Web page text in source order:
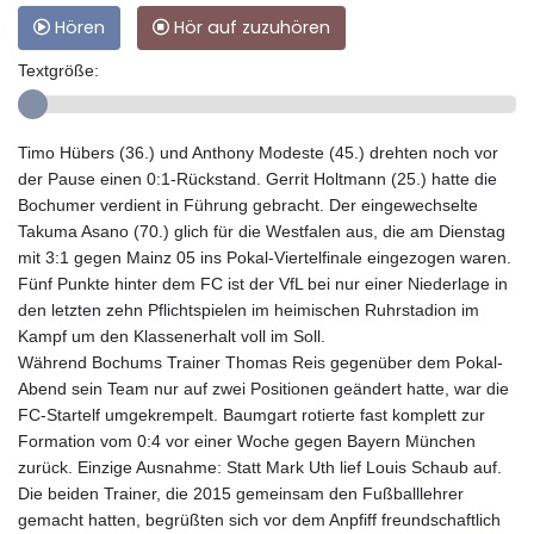
Hören Hör auf zuzuhören
Textgröße:
Timo Hübers (36.) und Anthony Modeste (45.) drehten noch vor
der Pause einen 0:1-Rückstand. Gerrit Holtmann (25.) hatte die
Bochumer verdient in Führung gebracht. Der eingewechselte
Takuma Asano (70.) glich für die Westfalen aus, die am Dienstag
mit 3:1 gegen Mainz 05 ins Pokal-Viertelfinale eingezogen waren.
Fünf Punkte hinter dem FC ist der VfL bei nur einer Niederlage in
den letzten zehn Pflichtspielen im heimischen Ruhrstadion im
Kampf um den Klassenerhalt voll im Soll.
Während Bochums Trainer Thomas Reis gegenüber dem Pokal-
Abend sein Team nur auf zwei Positionen geändert hatte, war die
FC-Startelf umgekrempelt. Baumgart rotierte fast komplett zur
Formation vom 0:4 vor einer Woche gegen Bayern München
zurück. Einzige Ausnahme: Statt Mark Uth lief Louis Schaub auf.
Die beiden Trainer, die 2015 gemeinsam den Fußballlehrer
gemacht hatten, begrüßten sich vor dem Anpfiff freundschaftlich